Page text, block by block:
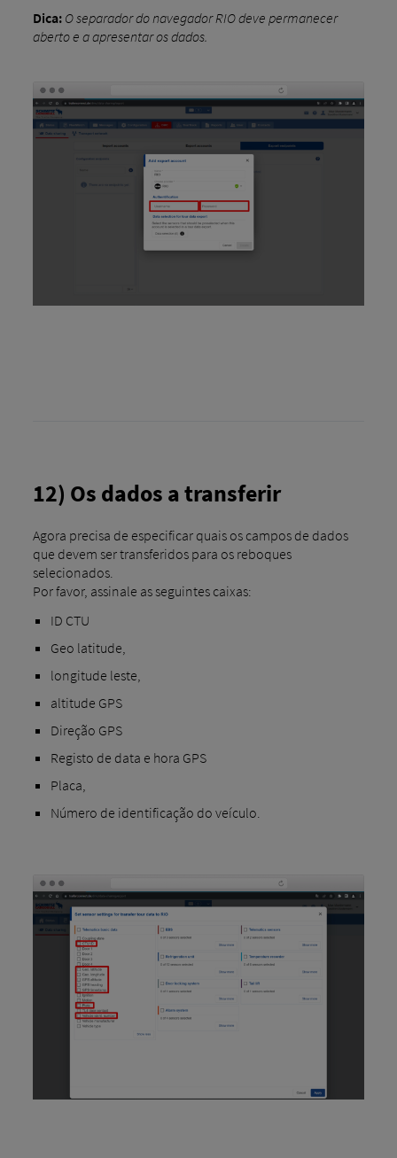
Dica: O separador do navegador RIO deve permanecer
aberto e a apresentar os dados.
12) Os dados a transferir
Agora precisa de especificar quais os campos de dados
que devem ser transferidos para os reboques
selecionados.
Por favor, assinale as seguintes caixas:
ID CTU
Geo latitude,
longitude leste,
altitude GPS
Direção GPS
Registo de data e hora GPS
Placa,
Número de identificação do veículo.